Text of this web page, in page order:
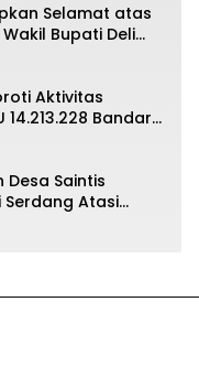
Selamat atas
Bupati Deli
Aktivitas
14.213.228 Bandar
Saintis
Serdang Atasi